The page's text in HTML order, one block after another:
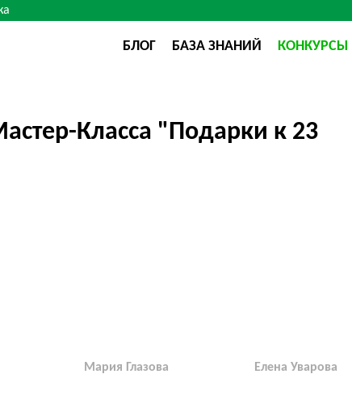
БЛОГ БАЗА ЗНАНИЙ КОНКУРСЫ
Класса "Подарки к 23
Мария Глазова Елена Уварова